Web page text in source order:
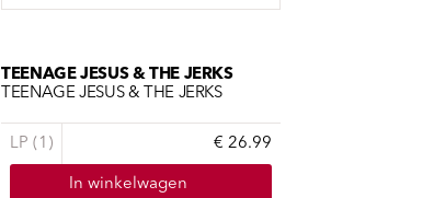
TEENAGE JESUS & THE JERKS
TEENAGE JESUS & THE JERKS
LP (1) € 26.99
In winkelwagen